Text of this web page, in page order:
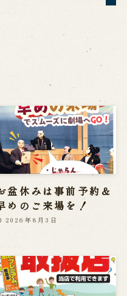
盆休みは事前予約＆
めのご来場を！
2026年8月3日